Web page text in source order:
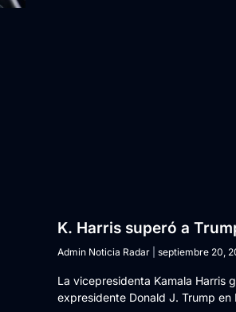
K. Harris superó a
Admin Noticia Radar septiembre 20,
La vicepresidenta Kamala Harris
expresidente Donald J. Trump